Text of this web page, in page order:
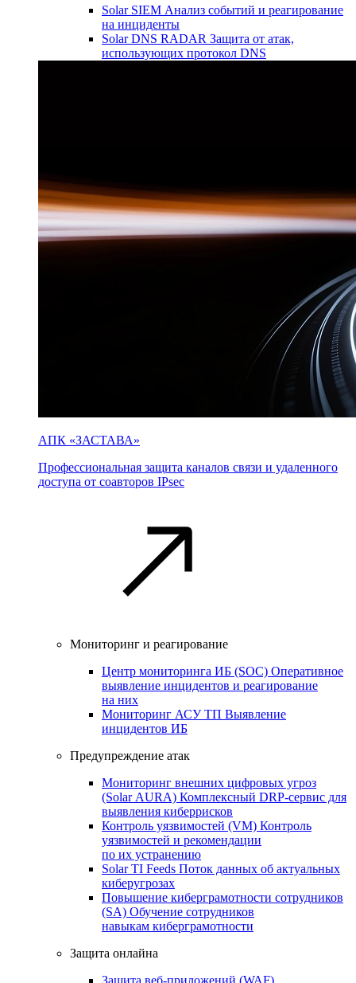
Solar SIEM Анализ событий и реагирование
на инциденты
Solar DNS RADAR Защита от атак,
использующих протокол DNS
АПК «ЗАСТАВА»
Профессиональная защита каналов связи и удаленного
доступа от соавторов IPsec
Мониторинг и реагирование
Центр мониторинга ИБ (SOC) Оперативное
выявление инцидентов и реагирование
на них
Мониторинг АСУ ТП Выявление
инцидентов ИБ
Предупреждение атак
Мониторинг внешних цифровых угроз
(Solar AURA) Комплексный DRP-сервис для
выявления киберрисков
Контроль уязвимостей (VM) Контроль
уязвимостей и рекомендации
по их устранению
Solar TI Feeds Поток данных об актуальных
киберугрозах
Повышение киберграмотности сотрудников
(SA) Обучение сотрудников
навыкам киберграмотности
Защита онлайна
Защита веб-приложений (WAF)